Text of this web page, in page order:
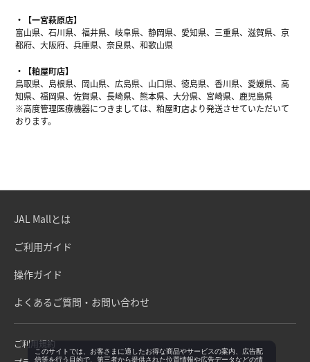
【一宮萩原店】
富山県、石川県、福井県、岐阜県、静岡県、愛知県、三重県、滋賀県、京
都府、大阪府、兵庫県、奈良県、和歌山県
【粕屋町店】
鳥取県、島根県、岡山県、広島県、山口県、徳島県、香川県、愛媛県、高
知県、福岡県、佐賀県、長崎県、熊本県、大分県、宮崎県、鹿児島県
※高度管理医療機器につきましては、粕屋町店より発送させていただいて
おります。
JAL Mallとは
ご利用ガイド
操作ガイド
よくあるご質問・お問い合わせ
ご利用規約
このサイトでは、お客さまに適したお得な商品やサービスの案内、広告配
信等を行う目的で、第三者から提供された位置情報や広告データなどの情